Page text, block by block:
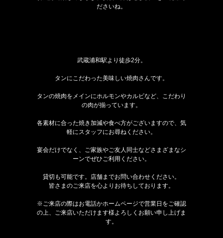
ださいね。
武蔵浦和駅より徒歩2分。
タンにこだわった美味しい焼肉さんです。
タンの焼肉をメインにホルモンやカルビなど、こだわり
の肉が揃っています。
各素材に合った焼き加減や食べ方がございますので、気
軽にスタッフにお尋ねください。
宴会だけでなく、ご家族やご友人同士などさまざまなシ
ーンでぜひご利用ください。
貸切も可能です。店舗までお問い合わせください。
皆さまのご来店を心よりお待ちしております。
※ご来店の際はお電話かホームページで営業日をご確認
の上、ご来店いただけます様よろしくお願い申し上げま
す。